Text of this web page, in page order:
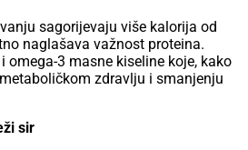
sagorijevaju više kalorija od
naglašava važnost proteina.
omega-3 masne kiseline koje, kako
zdravlju i smanjenju
sir